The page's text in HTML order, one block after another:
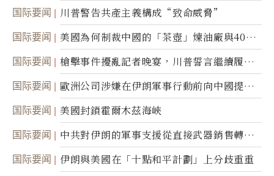
国际要闻 川普警告共產主義構成“致命威脅”
国际要闻
美國為何制裁中國的「茶壺」煉油廠與40家
航運公司
国际要闻
槍擊事件擾亂記者晚宴，川普誓言繼續履行
職責
国际要闻
歐洲公司涉嫌在伊朗軍事行動前向中國提供
美軍基地的衛星影像
国际要闻 美國封鎖霍爾木茲海峽
国际要闻
中共對伊朗的軍事支援從直接武器銷售轉向
間接技術轉讓
国际要闻 伊朗與美國在「十點和平計劃」上分歧重重